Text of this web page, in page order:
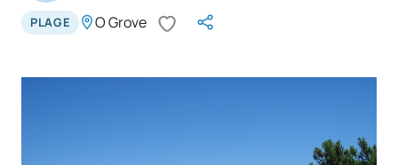
PLAGE O Grove